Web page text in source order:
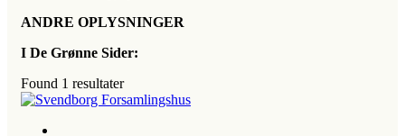
ANDRE OPLYSNINGER
I De Grønne Sider:
Found 1 resultater